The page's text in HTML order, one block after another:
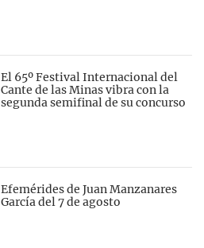
El 65º Festival Internacional del
Cante de las Minas vibra con la
segunda semifinal de su concurso
Efemérides de Juan Manzanares
García del 7 de agosto